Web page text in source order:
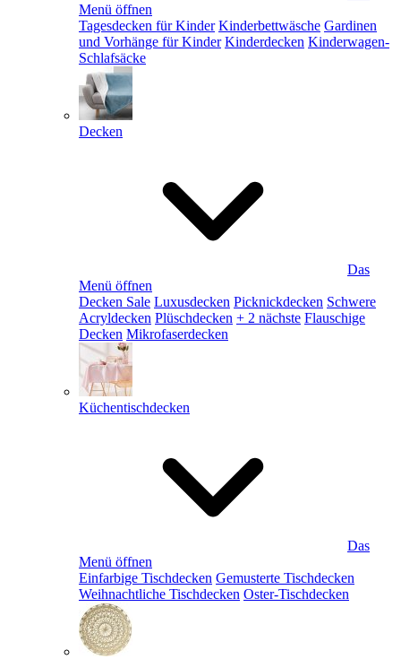
Menü öffnen
Tagesdecken für Kinder Kinderbettwäsche Gardinen
und Vorhänge für Kinder Kinderdecken Kinderwagen-
Schlafsäcke
Decken
Das
Menü öffnen
Decken Sale Luxusdecken Picknickdecken Schwere
Acryldecken Plüschdecken + 2 nächste Flauschige
Decken Mikrofaserdecken
Küchentischdecken
Das
Menü öffnen
Einfarbige Tischdecken Gemusterte Tischdecken
Weihnachtliche Tischdecken Oster-Tischdecken